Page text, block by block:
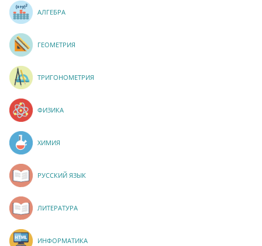
АЛГЕБРА
ГЕОМЕТРИЯ
ТРИГОНОМЕТРИЯ
ФИЗИКА
ХИМИЯ
РУССКИЙ ЯЗЫК
ЛИТЕРАТУРА
ИНФОРМАТИКА